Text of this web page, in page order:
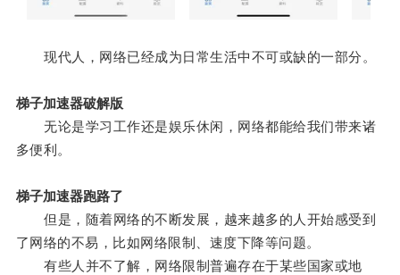
现代人，网络已经成为日常生活中不可或缺的一部分。
梯子加速器破解版
无论是学习工作还是娱乐休闲，网络都能给我们带来诸
多便利。
梯子加速器跑路了
但是，随着网络的不断发展，越来越多的人开始感受到
了网络的不易，比如网络限制、速度下降等问题。
有些人并不了解，网络限制普遍存在于某些国家或地